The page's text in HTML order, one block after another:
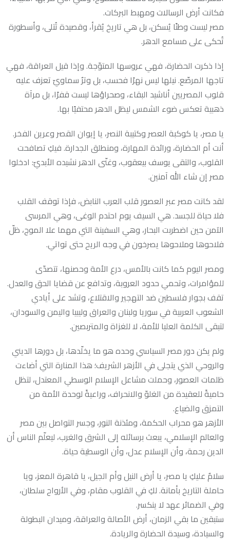
فكانت أرض الرسالات ومهبط البركات.
مصر ليست وطنًا يُسكن، بل هي تاريخ يُقرأ، وقصيدة تُتلى، وأسطورة
تُحكى على مسامع الدهر.
إذا ذكرت الحضارة، فهي عروسها المتوّجة. وإذا قيل العراقة، فهي
تاجها المرصّع. نيلها ليس نهرًا فحسب، بل وترٌ سماويّ تعزف عليه
قلوب المصريين أناشيد البقاء، وصحراؤها ليست قفرًا، بل مرآة
ذهبية تعكس ضوء الشمس ليظل الدهر محتفيًا بها.
يا مصر، يا كوكبة العصر وكتيبة النصر، يا إيوان القصر وعرين الفخر.
أنت أم الحضارة، ورائدة المهارة، ومنطلق الجدارة. فيكِ تصافحت
القلوب، والتقى يوسف بيعقوب، وغنّى الدهر نشيده الأبديّ: ادخلوا
مصر إن شاء الله آمنين.
لقد كانت مصر عبر العصور قلب العرب النابض، فإذا توقف القلب
فلا حياة للجسد. هي السيف يوم احتدم الوغى، وهي المرسى
الآمن حين اضطربت البحار، وهي السفينة التي مهما علا الموج، ظلّ
فلاحوها وملاحوها يصرخون في وجه الريح حتى تواتي.
ومصر اليوم كما كانت بالأمس، درع الأمة وحصنها، تتصدّى
للمؤامرات، وتحمي حدود العروبة، وتدافع عن قضايا الحق والعدل.
تقف بجوار فلسطين ضد التهجير والاقتلاع، وتشد على أيادي
الشعوب العربية في سوريا ولبنان والعراق وليبيا واليمن والسودان،
لتبقى الكلمة العليا للأمة، لا للغزاة والمتربصين.
ولم يكن دور مصر السياسي وحده هو ما يخلّدها، بل دورها الديني
والروحي الذي يتجلى في الأزهر الشريف؛ هذا المنارة التي أضاءت
ظلمات العصور، وحملت مشاعل الإسلام الوسطي المعتدل، لتظل
حاميةً للعقيدة من الغلوّ والانحراف، وراعيةً لوحدة الأمة من
التمزق والضياع.
الأزهر هو محراب الحكمة، ومئذنة النور، وجسر التواصل بين مصر
والعالم الإسلامي، يبعث برسائله إلى الشرق والغرب، ليعلّم الناس أن
الدين رحمة، وأن الإسلام عدل، وأن الوسطية حياة.
سلامٌ عليكِ يا مصر، يا أرض النيل وأم الجيل، يا قاهرة المعز، ويا
حاملة التاريخ بأمانة. لكِ في القلوب مقام، وفي الأرواح سلطان،
وفي الضمائر عهد لا ينكسر.
ستبقين ما بقي الزمان، أرض الأصالة والعراقة، وميدان البطولة
والسيادة، وسيدة الحضارة والريادة.